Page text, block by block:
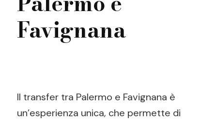
Favignana
Il transfer tra Palermo e Favignana è
un’esperienza unica, che permette di